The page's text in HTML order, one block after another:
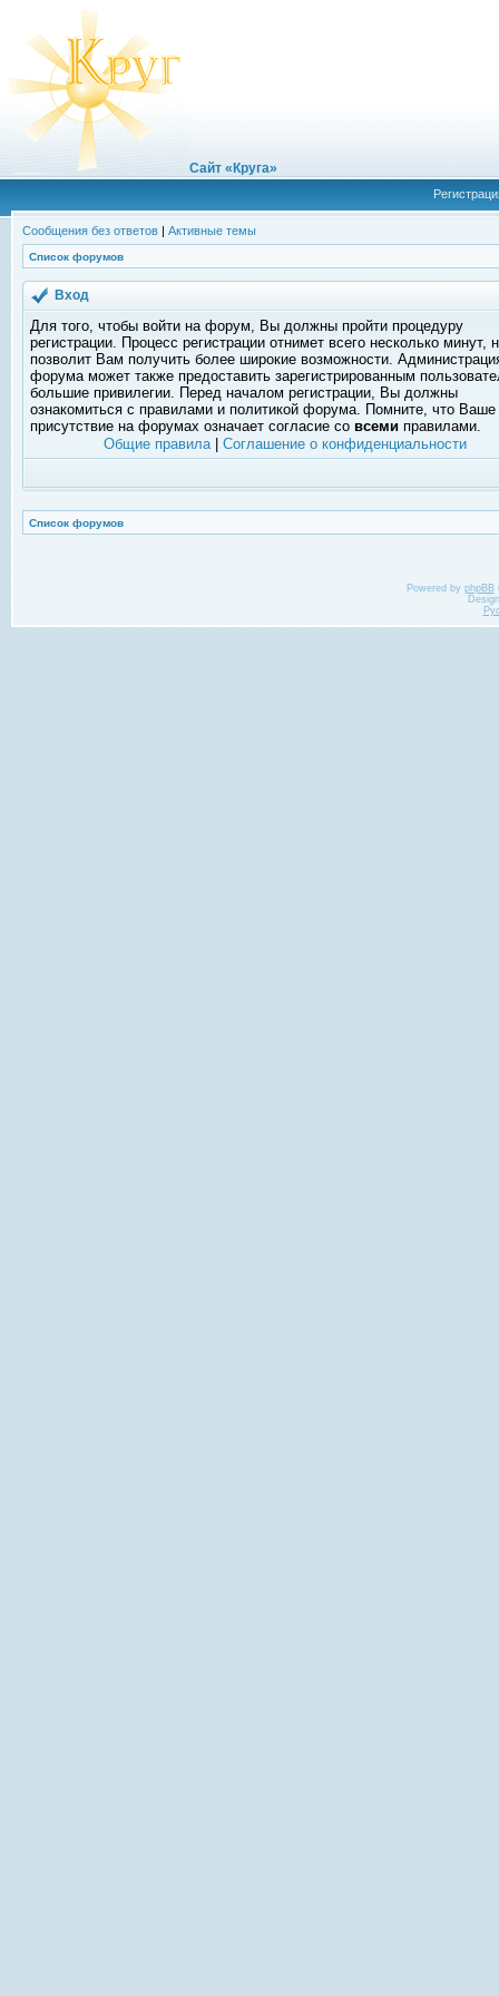
Сайт «Круга»
Сообщения без ответов | Активные темы
Список форумов
Вход
Для того, чтобы войти на форум, Вы должны пройти процедуру
регистрации. Процесс регистрации отнимет всего несколько минут,
позволит Вам получить более широкие возможности.
форума может также предоставить зарегистрированным
большие привилегии. Перед началом регистрации, Вы должны
ознакомиться с правилами и политикой форума. Помните, что Ваше
присутствие на форумах означает согласие со всеми правилами.
Общие правила| Соглашение о конфиденциальности
Список форумов
Powered by phpBB